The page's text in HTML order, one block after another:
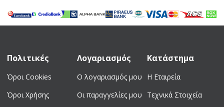
Πολιτικές
Όροι Cookies
Όροι Χρήσης
Λογαριασμός
Ο λογαριασμός μου
Οι παραγγελίες μου
Κατάστημα
Η Εταιρεία
Τεχνικά Στοιχεία